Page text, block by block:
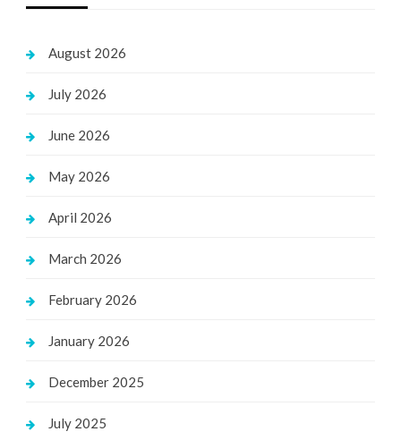
August 2026
July 2026
June 2026
May 2026
April 2026
March 2026
February 2026
January 2026
December 2025
July 2025